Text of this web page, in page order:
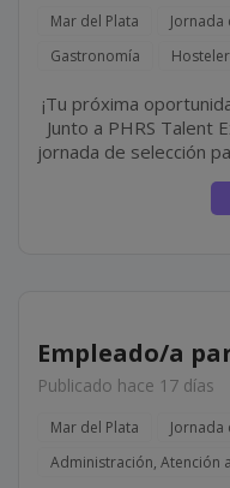
Mar del Plata Jornada
Gastronomía
¡Tu próxima
jornada de selección
y gastronomía de lujo
Empleado/a
Publicado hace 17 días
Mar del Plata Jornada
Administración, Atención